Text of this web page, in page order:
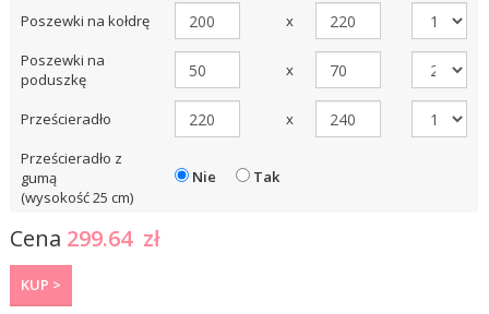
Poszewki na kołdrę
x
Poszewki na
poduszkę
x
Prześcieradło
x
Prześcieradło z
gumą
(wysokość 25 cm)
Nie Tak
Cena 299.64 zł
KUP >